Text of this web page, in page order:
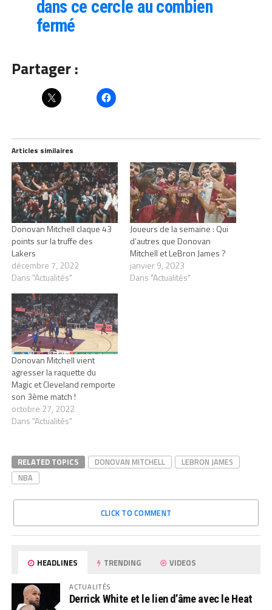
dans ce cercle au combien
fermé
Partager :
Articles similaires
Donovan Mitchell claque 43
points sur la truffe des
Lakers
décembre 7, 2022
Dans "Actualités"
Joueurs de la semaine : Qui
d’autres que Donovan
Mitchell et LeBron James ?
janvier 9, 2023
Dans "Actualités"
Donovan Mitchell vient
agresser la raquette du
Magic et Cleveland remporte
son 3ème match !
octobre 27, 2022
Dans "Actualités"
RELATED TOPICS DONOVAN MITCHELL
LEBRON JAMES
NBA
CLICK TO COMMENT
HEADLINES TRENDING VIDEOS
ACTUALITÉS
Derrick White et le lien d’âme avec le Heat